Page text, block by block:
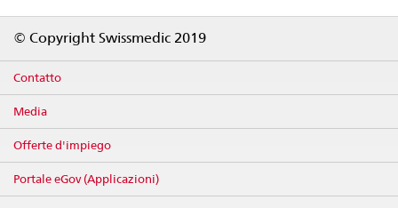
© Copyright Swissmedic 2019
Contatto
Media
Offerte d'impiego
Portale eGov (Applicazioni)